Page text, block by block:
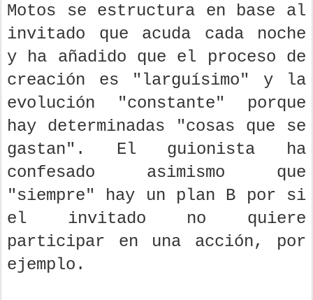
Motos se estructura en base al
invitado que acuda cada noche
y ha añadido que el proceso de
creación es "larguísimo" y la
evolución "constante" porque
hay determinadas "cosas que se
gastan". El guionista ha
confesado asimismo que
"siempre" hay un plan B por si
el invitado no quiere
participar en una acción, por
ejemplo.